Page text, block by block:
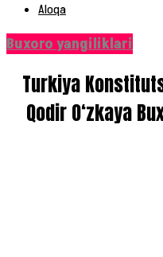
Aloqa
Buxoro yangiliklari
Turkiya
Qodir O‘zkaya